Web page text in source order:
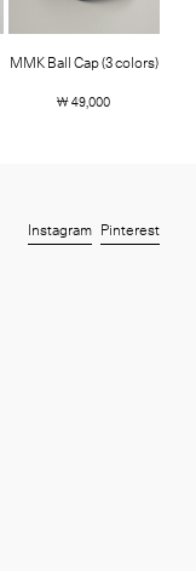
MMK Ball Cap (3 colors)
￦ 49,000
Instagram Pinterest